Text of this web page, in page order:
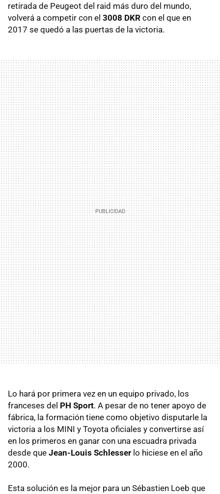
retirada de Peugeot del raid más duro del mundo,
volverá a competir con el 3008 DKR con el que en
2017 se quedó a las puertas de la victoria.
Lo hará por primera vez en un equipo privado, los
franceses del PH Sport. A pesar de no tener apoyo de
fábrica, la formación tiene como objetivo disputarle la
victoria a los MINI y Toyota oficiales y convertirse así
en los primeros en ganar con una escuadra privada
desde que Jean-Louis Schlesser lo hiciese en el año
2000.
Esta solución es la mejor para un Sébastien Loeb que